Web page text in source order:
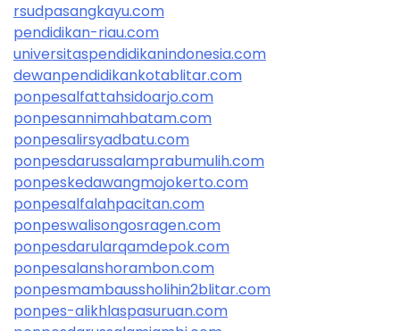
rsudpasangkayu.com
pendidikan-riau.com
universitaspendidikanindonesia.com
dewanpendidikankotablitar.com
ponpesalfattahsidoarjo.com
ponpesannimahbatam.com
ponpesalirsyadbatu.com
ponpesdarussalamprabumulih.com
ponpeskedawangmojokerto.com
ponpesalfalahpacitan.com
ponpeswalisongosragen.com
ponpesdarularqamdepok.com
ponpesalanshorambon.com
ponpesmambaussholihin2blitar.com
ponpes-alikhlaspasuruan.com